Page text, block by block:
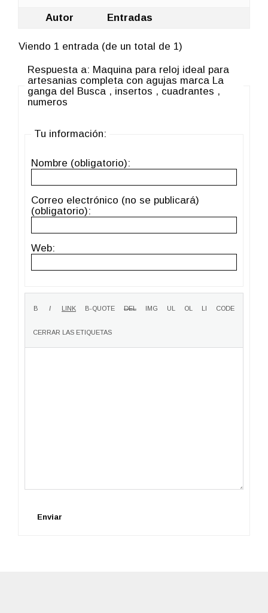
Autor Entradas
Viendo 1 entrada (de un total de 1)
Respuesta a: Maquina para reloj ideal para
artesanias completa con agujas marca La
ganga del Busca , insertos , cuadrantes ,
numeros
Tu información:
Nombre (obligatorio):
Correo electrónico (no se publicará)
(obligatorio):
Web:
Enviar